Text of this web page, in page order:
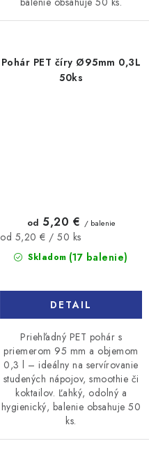
Pohár PET číry Ø95mm 0,3L
50ks
Skladom (17 balenie)
od 5,20 € / balenie
Jednotková
cena:
od 5,20 € / 50 ks
DETAIL
Priehľadný PET pohár s
priemerom 95 mm a objemom
0,3 l – ideálny na servírovanie
studených nápojov, smoothie či
koktailov. Ľahký, odolný a
hygienický, balenie obsahuje 50
ks.